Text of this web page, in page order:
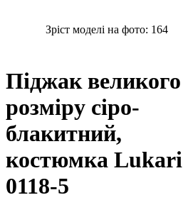
Зріст моделі на фото: 164
Піджак великого
розміру сіро-
блакитний,
костюмка Lukari
0118-5